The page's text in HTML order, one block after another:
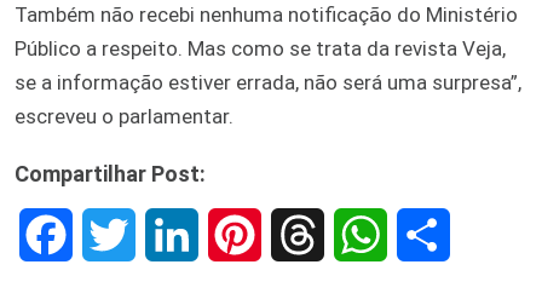
Também não recebi nenhuma notificação do Ministério
Público a respeito. Mas como se trata da revista Veja,
se a informação estiver errada, não será uma surpresa”,
escreveu o parlamentar.
Compartilhar Post: